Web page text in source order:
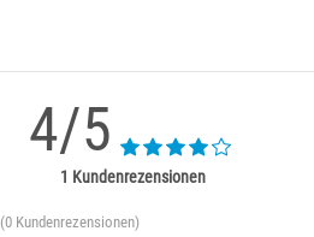
4/5
1 Kundenrezensionen
(0 Kundenrezensionen)